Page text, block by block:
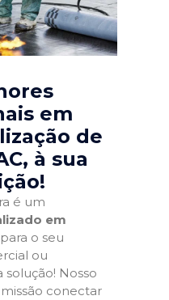
em
de
, à sua
é um
em
para o seu
ou
solução! Nosso
conectar